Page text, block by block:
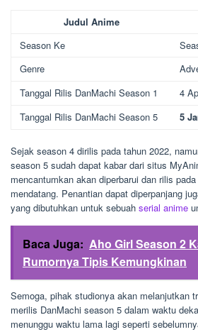
Judul Anime
Season Ke
Genre
Tanggal Rilis DanMachi Season 1
4
Tanggal Rilis DanMachi Season 5
5
Sejak season 4 dirilis pada tahun 2022,
season 5 sudah dapat kabar dari situs
mencantumkan akan diperbarui dan rilis
mendatang. Penantian dapat diperpanjang
yang dibutuhkan untuk sebuah serial anime
Baca Juga: Aho Girl Season 2
Rumornya Tipis Kemungkinan
Semoga, pihak studionya akan melanjutkan
merilis DanMachi season 5 dalam waktu
menunggu waktu lama lagi seperti